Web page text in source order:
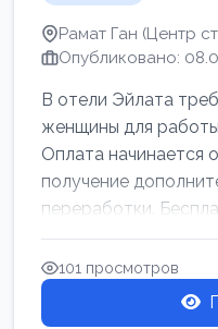
Рамат Ган (Центр
Опубликовано:
В отели Эйлата
женщины для
Оплата начинается
получение
переработки.
проживан...
101 просмотров